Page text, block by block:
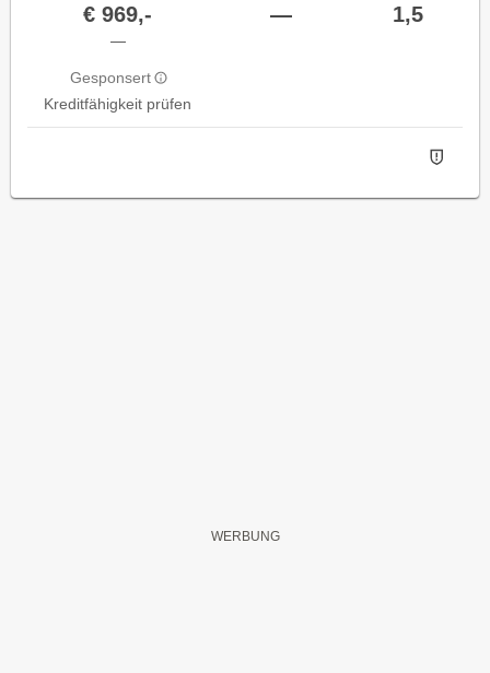
€ 969,-
—
Gesponsert
Kreditfähigkeit prüfen
— 1,5